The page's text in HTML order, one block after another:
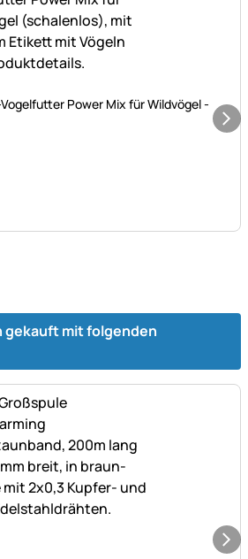
Bewertungen)
Power Mix für Wildvögel -
gekauft mit folgenden
Bewertungen)